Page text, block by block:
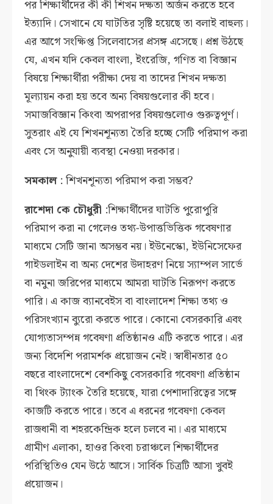
পর শিক্ষার্থীদের কী কী শিখন দক্ষতা অর্জন করতে হবে
ইত্যাদি। সেখানে যে ঘাটতির সৃষ্টি হয়েছে তা বলাই বাহুল্য।
এর আগে সংক্ষিপ্ত সিলেবাসের প্রসঙ্গ এসেছে। প্রশ্ন উঠছে
যে, এখন যদি কেবল বাংলা, ইংরেজি, গণিত বা বিজ্ঞান
বিষয়ে শিক্ষার্থীরা পরীক্ষা দেয় বা তাদের শিখন দক্ষতা
মূল্যায়ন করা হয় তবে অন্য বিষয়গুলোর কী হবে।
সমাজবিজ্ঞান কিংবা অপরাপর বিষয়গুলোও গুরুত্বপূর্ণ।
সুতরাং এই যে শিখনশূন্যতা তৈরি হচ্ছে সেটি পরিমাপ করা
এবং সে অনুযায়ী ব্যবস্থা নেওয়া দরকার।
সমকাল: শিখনশূন্যতা পরিমাপ করা সম্ভব?
রাশেদা কে চৌধুরী :শিক্ষার্থীদের ঘাটতি পুরোপুরি
পরিমাপ করা না গেলেও তথ্য-উপাত্তভিত্তিক গবেষণার
মাধ্যমে সেটি জানা অসম্ভব নয়। ইউনেস্কো, ইউনিসেফের
গাইডলাইন বা অন্য দেশের উদাহরণ নিয়ে স্যাম্পল সার্ভে
বা নমুনা জরিপের মাধ্যমে আমরা ঘাটতি নিরূপণ করতে
পারি। এ কাজ ব্যানবেইস বা বাংলাদেশ শিক্ষা তথ্য ও
পরিসংখ্যান ব্যুরো করতে পারে। কোনো বেসরকারি এবং
যোগ্যতাসম্পন্ন গবেষণা প্রতিষ্ঠানও এটি করতে পারে। এর
জন্য বিদেশি পরামর্শক প্রয়োজন নেই। স্বাধীনতার ৫০
বছরে বাংলাদেশে বেশকিছু বেসরকারি গবেষণা প্রতিষ্ঠান
বা থিংক ট্যাংক তৈরি হয়েছে, যারা পেশাদারিত্বের সঙ্গে
কাজটি করতে পারে। তবে এ ধরনের গবেষণা কেবল
রাজধানী বা শহরকেন্দ্রিক হলে চলবে না। এর মাধ্যমে
গ্রামীণ এলাকা, হাওর কিংবা চরাঞ্চলে শিক্ষার্থীদের
পরিস্থিতিও যেন উঠে আসে। সার্বিক চিত্রটি আসা খুবই
প্রয়োজন।